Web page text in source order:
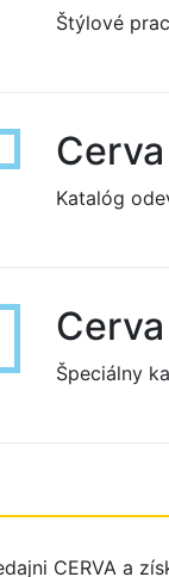
Štýlové
Katalóg
Špeciálny